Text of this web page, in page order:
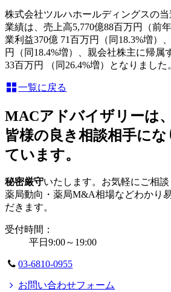
株式会社ツルハホールディングスの
業績は、売上高5,770億88百万円（前
業利益370億 71百万円（同18.3%増）
円（同18.4%増）、親会社株主に帰属
33百万円 （同26.4%増）となりました
一覧に戻る
MACアドバイザリーは、
皆様の良き相談相手にな
ています。
秘密厳守いたします。お気軽にご相
薬局動向・薬局M&A相場などわかり
だきます。
受付時間：
平日9:00～19:00
03-6810-0955
お問い合わせフォーム